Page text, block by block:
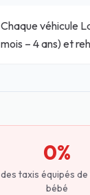
Chaque véhicule
mois – 4 ans) et
0%
des taxis équipés de
bébé